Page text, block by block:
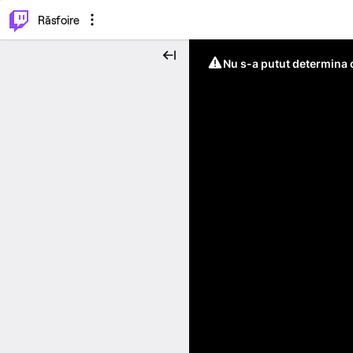
Răsfoire
Nu s-a putut